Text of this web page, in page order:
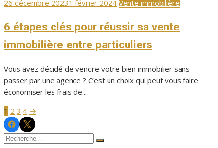
Publié
26 décembre 20231 février 2024 Vente immobilière
6 étapes clés pour réussir sa vente
immobilière entre particuliers
Vous avez décidé de vendre votre bien immobilier sans
passer par une agence ? C’est un choix qui peut vous faire
économiser les frais de...
Pagination
des
1 2 3 4 →
Facebook
Immopalais
Twitter
Immopalais
Recherche
Rechercher